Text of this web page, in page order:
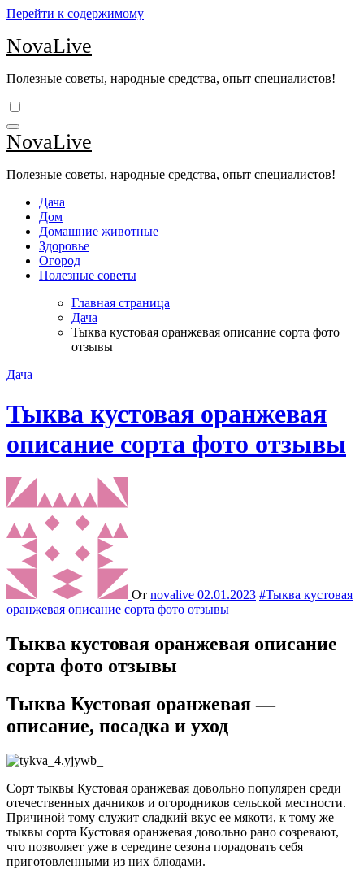
Перейти к содержимому
NovaLive
Полезные советы, народные средства, опыт специалистов!
NovaLive
Полезные советы, народные средства, опыт специалистов!
Дача
Дом
Домашние животные
Здоровье
Огород
Полезные советы
Главная страница
Дача
Тыква кустовая оранжевая описание сорта фото
отзывы
Дача
Тыква кустовая оранжевая
описание сорта фото отзывы
От novalive 02.01.2023 #Тыква кустовая
оранжевая описание сорта фото отзывы
Тыква кустовая оранжевая описание
сорта фото отзывы
Тыква Кустовая оранжевая —
описание, посадка и уход
Сорт тыквы Кустовая оранжевая довольно популярен среди
отечественных дачников и огородников сельской местности.
Причиной тому служит сладкий вкус ее мякоти, к тому же
тыквы сорта Кустовая оранжевая довольно рано созревают,
что позволяет уже в середине сезона порадовать себя
приготовленными из них блюдами.